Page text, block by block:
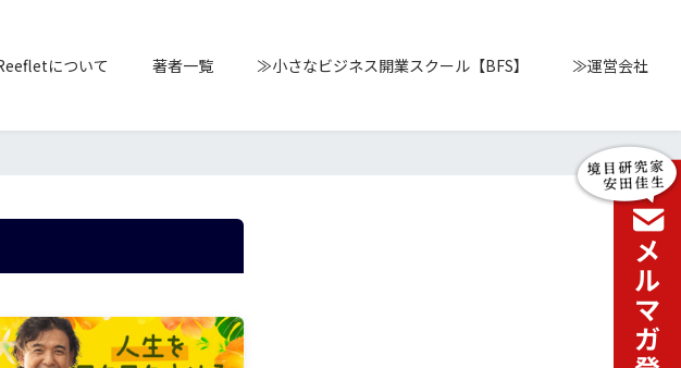
について 著者一覧 ≫小さなビジネス開業スクール【BFS】 ≫運営会社